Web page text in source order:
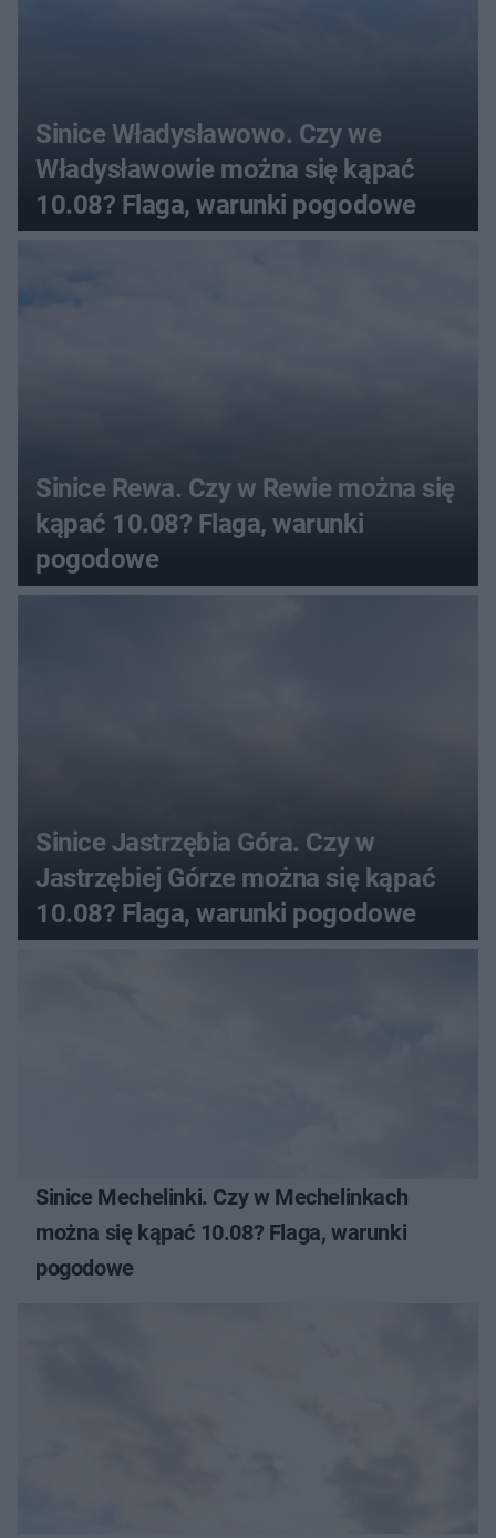
Sinice Władysławowo. Czy we
Władysławowie można się kąpać
10.08? Flaga, warunki pogodowe
Sinice Rewa. Czy w Rewie można się
kąpać 10.08? Flaga, warunki
pogodowe
Sinice Jastrzębia Góra. Czy w
Jastrzębiej Górze można się kąpać
10.08? Flaga, warunki pogodowe
Sinice Mechelinki. Czy w Mechelinkach
można się kąpać 10.08? Flaga, warunki
pogodowe